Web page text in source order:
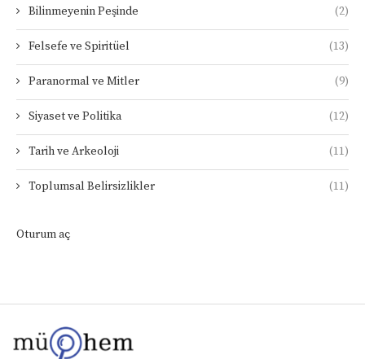
Bilinmeyenin Peşinde (2)
Felsefe ve Spiritüel (13)
Paranormal ve Mitler (9)
Siyaset ve Politika (12)
Tarih ve Arkeoloji (11)
Toplumsal Belirsizlikler (11)
Oturum aç